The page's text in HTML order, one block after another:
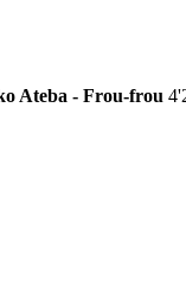
Ateba - Frou-frou